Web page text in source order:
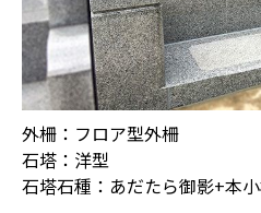
外柵：フロア型外柵
石塔：洋型
石塔石種：あだたら御影+本